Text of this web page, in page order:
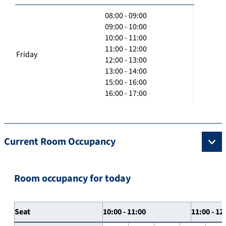
Friday
08:00 - 09:00
09:00 - 10:00
10:00 - 11:00
11:00 - 12:00
12:00 - 13:00
13:00 - 14:00
15:00 - 16:00
16:00 - 17:00
Current Room Occupancy
Room occupancy for today
Seat 10:00 - 11:00 11:00 -